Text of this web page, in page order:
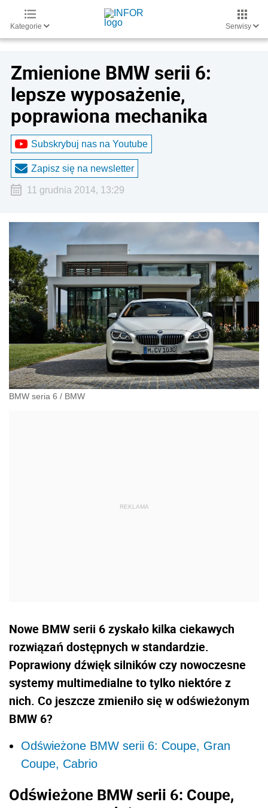
Kategorie Serwisy
Zmienione BMW serii 6:
lepsze wyposażenie,
poprawiona mechanika
Subskrybuj nas na Youtube
Zapisz się na newsletter
11 grudnia 2014, 13:29
BMW seria 6 / BMW
Nowe BMW serii 6 zyskało kilka ciekawych
rozwiązań dostępnych w standardzie.
Poprawiony dźwięk silników czy nowoczesne
systemy multimedialne to tylko niektóre z
nich. Co jeszcze zmieniło się w odświeżonym
BMW 6?
Odświeżone BMW serii 6: Coupe, Gran
Coupe, Cabrio
Odświeżone BMW serii 6: Coupe,